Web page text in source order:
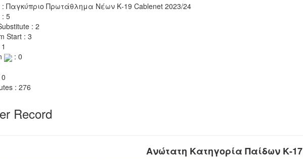
: Παγκύπριο Πρωτάθλημα Νέων Κ-19 Cablenet 2023/24
: 5
: 2
Start : 3
: 0
: 276
Record
Ανώτατη Κατηγορία Παίδων Κ-17